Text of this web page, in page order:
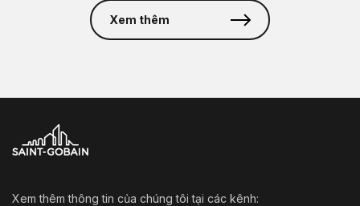
Xem thêm
Xem thêm thông tin của chúng tôi tại các kênh: